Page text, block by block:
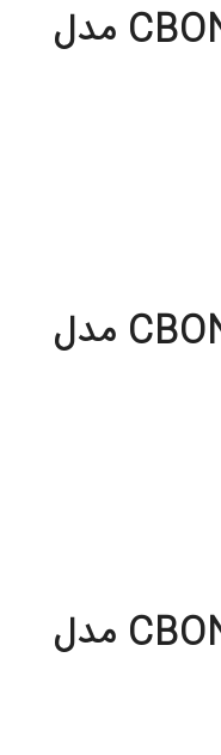
بارکد خوان سیبن CBON مدل
بارکد خوان سیبن CBON مدل
بارکد خوان سیبن CBON مدل